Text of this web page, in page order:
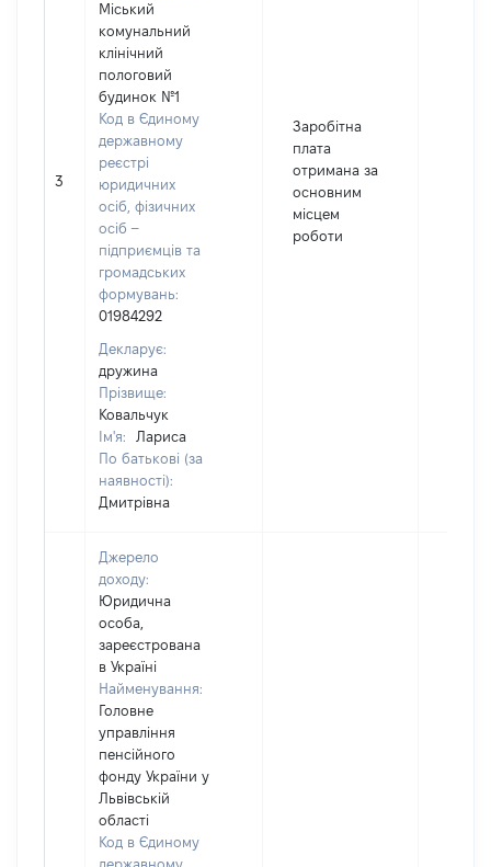
3
Міський
комунальний
клінічний
пологовий
будинок №1
Код в Єдиному
державному
реєстрі
юридичних
осіб, фізичних
осіб –
підприємців та
громадських
формувань:
01984292
Декларує:
дружина
Прізвище:
Ковальчук
Ім'я:
Лариса
По батькові (за
наявності):
Дмитрівна
Заробітна
плата
отримана за
основним
місцем
роботи
Джерело
доходу:
Юридична
особа,
зареєстрована
в Україні
Найменування:
Головне
управління
пенсійного
фонду України у
Львівській
області
Код в Єдиному
державному